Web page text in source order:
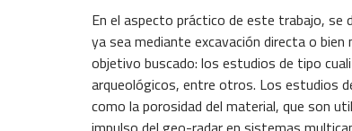
En el aspecto práctico de este trabajo, se
ya sea mediante excavación directa o
objetivo buscado: los estudios de tipo
arqueológicos, entre otros. Los estudios
como la porosidad del material, que son